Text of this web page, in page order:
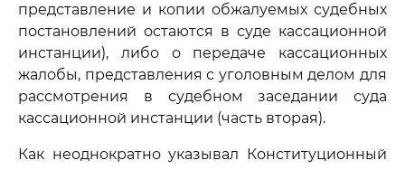
представление и копии обжалуемых судебных
постановлений остаются в суде кассационной
инстанции), либо о передаче кассационных
жалобы, представления с уголовным делом для
рассмотрения в судебном заседании суда
кассационной инстанции (часть вторая).
Как неоднократно указывал Конституционный